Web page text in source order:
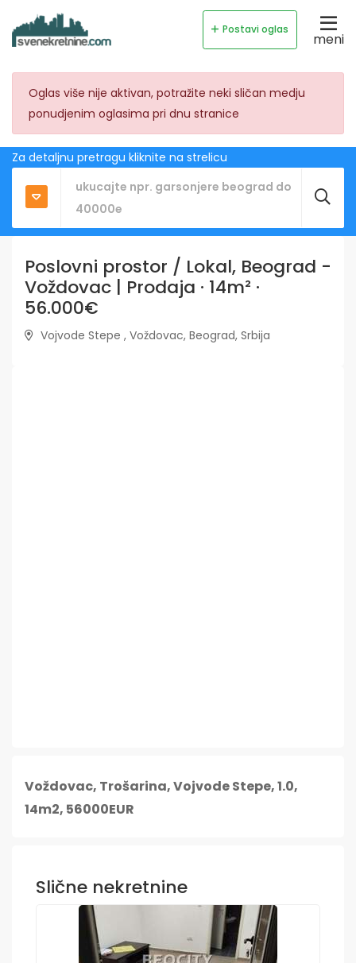
Postavi oglas
meni
Oglas više nije aktivan, potražite neki sličan medju
ponudjenim oglasima pri dnu stranice
Za detaljnu pretragu kliknite na strelicu
Poslovni prostor / Lokal, Beograd -
Voždovac | Prodaja · 14m² ·
56.000€
Vojvode Stepe , Voždovac, Beograd, Srbija
Voždovac, Trošarina, Vojvode Stepe, 1.0,
14m2, 56000EUR
Slične nekretnine